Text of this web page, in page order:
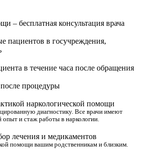
– бесплатная консультация врача
пациентов в госучреждения,
в течение часа после обращения
процедуры
наркологической помощи
диагностику. Все врачи имеют
и стаж работы в наркологии.
лечения и медикаментов
помощи вашим родственникам и близким.